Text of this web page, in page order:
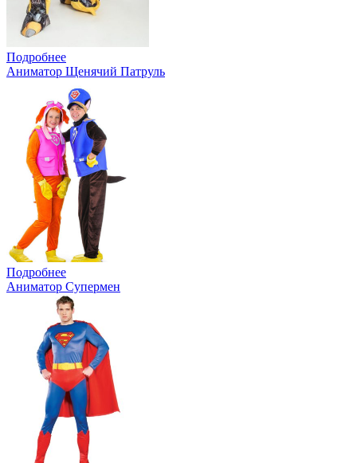
Подробнее
Аниматор Щенячий Патруль
Подробнее
Аниматор Супермен